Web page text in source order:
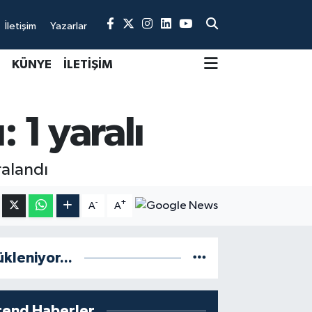
İletişim Yazarlar
KÜNYE İLETİŞİM
yaralı
A- A+